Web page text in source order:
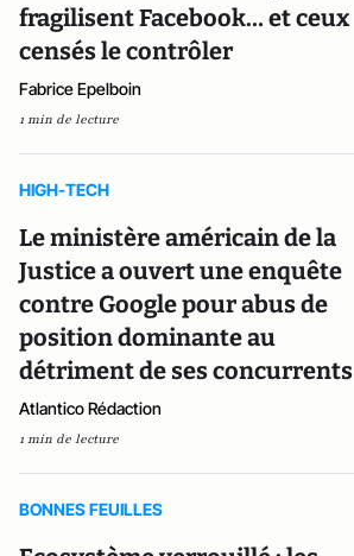
fragilisent Facebook… et ceux
censés le contrôler
Fabrice Epelboin
1 min de lecture
HIGH-TECH
Le ministère américain de la
Justice a ouvert une enquête
contre Google pour abus de
position dominante au
détriment de ses concurrents
Atlantico Rédaction
1 min de lecture
BONNES FEUILLES